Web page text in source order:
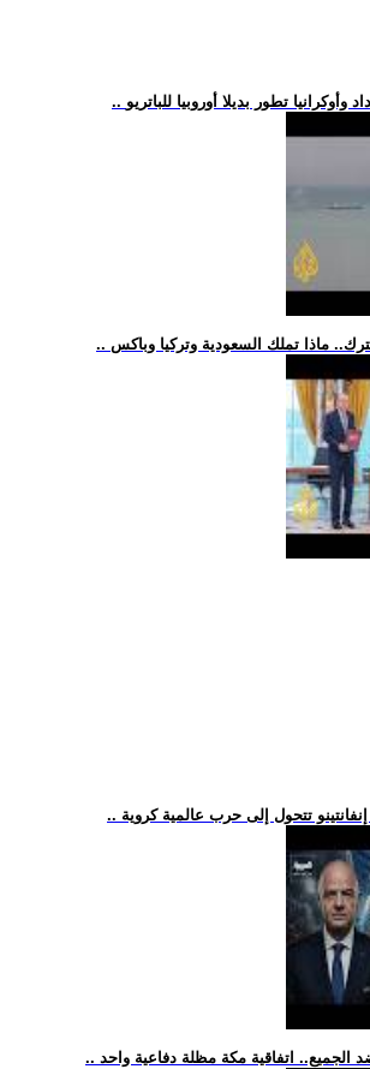
تطور بديلا أوروبيا للباتريو
ماذا تملك السعودية وتركيا وباكس
إنفانتينو تتحول إلى حرب عالمية كروية
الجميع.. اتفاقية مكة مظلة دفاعية واحد